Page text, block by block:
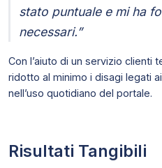
stato puntuale e mi ha
necessari.”
Con l’aiuto di un servizio clienti
ridotto al minimo i disagi legati
nell’uso quotidiano del portale.
Risultati Tangibili